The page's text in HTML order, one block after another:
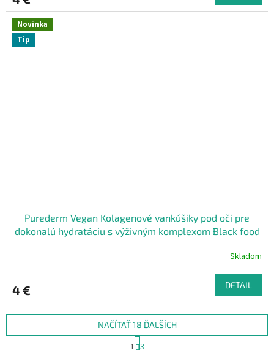
Novinka
Tip
Purederm Vegan Kolagenové vankúšiky pod oči pre
dokonalú hydratáciu s výživným komplexom Black food
Skladom
4 € DETAIL
NAČÍTAŤ 18 ĎALŠÍCH
1 3